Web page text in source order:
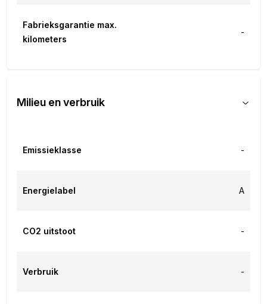
Fabrieksgarantie max.
kilometers
-
Milieu en verbruik
Emissieklasse -
Energielabel A
CO2 uitstoot -
Verbruik -